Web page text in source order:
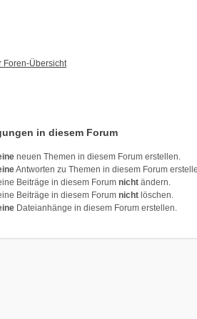
Foren-Übersicht
in diesem Forum
neuen Themen in diesem Forum erstellen.
Antworten zu Themen in diesem Forum
Beiträge in diesem Forum nicht ändern.
Beiträge in diesem Forum nicht löschen.
Dateianhänge in diesem Forum erstellen.